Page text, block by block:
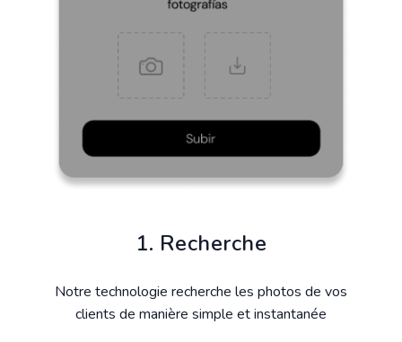
1. Recherche
Notre technologie recherche les photos de vos
clients de manière simple et instantanée